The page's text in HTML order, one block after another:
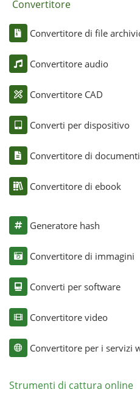
Convertitore
Convertitore di file
Convertitore audio
Convertitore CAD
Converti per dispositivo
Convertitore di documenti
Convertitore di ebook
Generatore hash
Convertitore di immagini
Converti per software
Convertitore video
Convertitore per i servizi
Strumenti di cattura online